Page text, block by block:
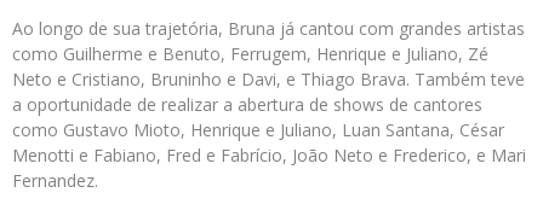
Ao longo de sua trajetória, Bruna já cantou com grandes artistas
como Guilherme e Benuto, Ferrugem, Henrique e Juliano, Zé
Neto e Cristiano, Bruninho e Davi, e Thiago Brava. Também teve
a oportunidade de realizar a abertura de shows de cantores
como Gustavo Mioto, Henrique e Juliano, Luan Santana, César
Menotti e Fabiano, Fred e Fabrício, João Neto e Frederico, e Mari
Fernandez.